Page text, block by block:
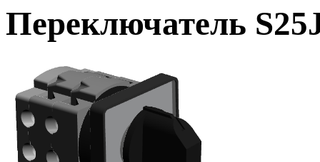
Переключатель